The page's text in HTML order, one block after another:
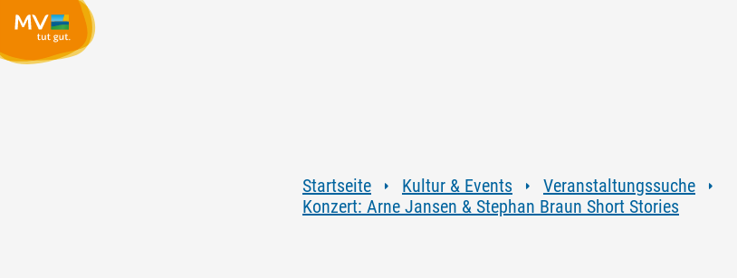
Startseite Kultur & Events
Veranstaltungssuche
Konzert: Arne Jansen & Stephan Braun Short Stories